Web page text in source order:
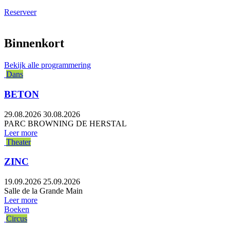
Reserveer
Binnenkort
Bekijk alle programmering
Dans
BETON
29.08.2026 30.08.2026
PARC BROWNING DE HERSTAL
Leer more
Theater
ZINC
19.09.2026 25.09.2026
Salle de la Grande Main
Leer more
Boeken
Circus